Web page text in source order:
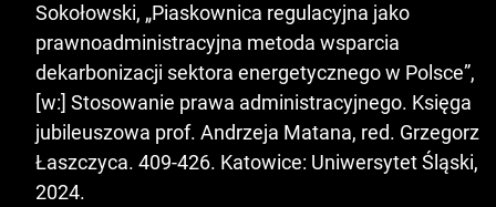
Sokołowski, „Piaskownica regulacyjna jako
prawnoadministracyjna metoda wsparcia
dekarbonizacji sektora energetycznego w Polsce”,
[w:] Stosowanie prawa administracyjnego. Księga
jubileuszowa prof. Andrzeja Matana, red. Grzegorz
Łaszczyca. 409-426. Katowice: Uniwersytet Śląski,
2024.